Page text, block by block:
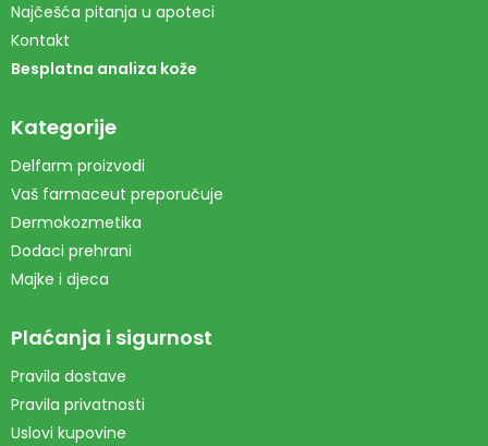
Najčešća pitanja u apoteci
Kontakt
Besplatna analiza kože
Kategorije
Delfarm proizvodi
Vaš farmaceut preporučuje
Dermokozmetika
Dodaci prehrani
Majke i djeca
Plaćanja i sigurnost
Pravila dostave
Pravila privatnosti
Uslovi kupovine